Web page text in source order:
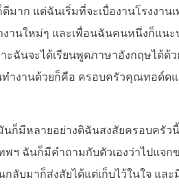
มาก แต่ฉันเริ่มที่จะเบื่องานโรงงา
งานใหม่ๆ และเพื่อนฉันคนหนึ่งก็แน
ะฉันจะได้เรียนพูดภาษาอังกฤษได้
ำงานด้วยก็คือ ครอบครัวคุณทอด์ดแ
มีหลายอย่างดิฉันสงสัยครอบครัว
ฯ ฉันก็มีคำถามกับตัวเองว่าไปแจก
ลับมาก็ส่งสัยได้แต่เก็บไว้ในใจ แล